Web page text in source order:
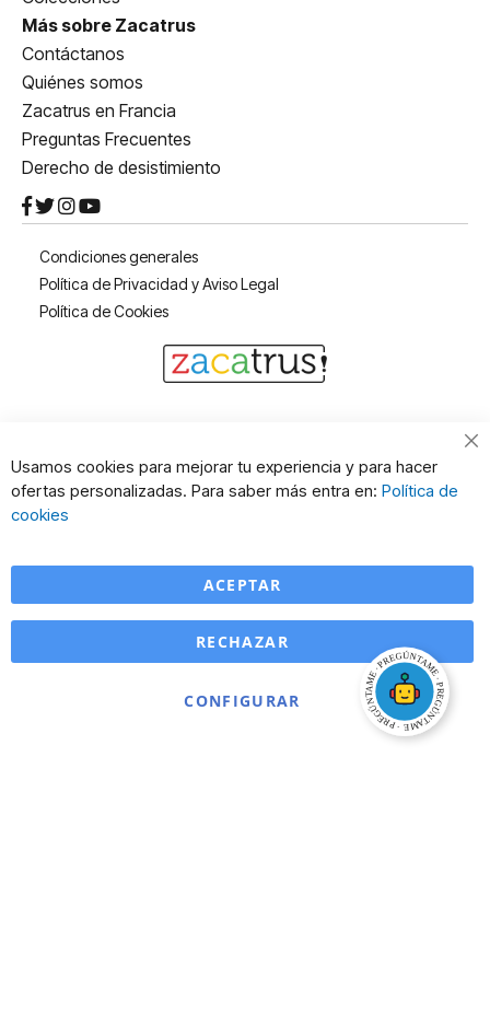
Más sobre Zacatrus
Contáctanos
Quiénes somos
Zacatrus en Francia
Preguntas Frecuentes
Derecho de desistimiento
Condiciones generales
Política de Privacidad y Aviso Legal
Política de Cookies
Usamos cookies para mejorar tu experiencia y para hacer
ofertas personalizadas. Para saber más entra en: Política de
cookies
ACEPTAR
CONFIGURAR
RECHAZAR